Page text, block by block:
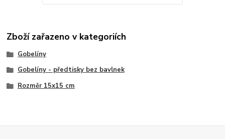
Zboží zařazeno v kategoriích
Gobelíny
Gobelíny - předtisky bez bavlnek
Rozměr 15x15 cm